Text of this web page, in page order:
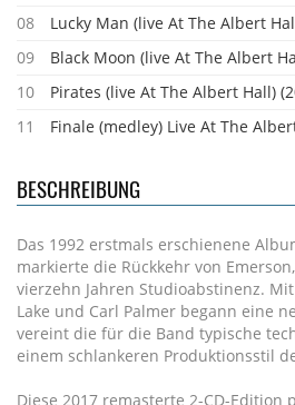
08
Lucky Man (live At The Albert
09
Black Moon (live At The Albert
10
Pirates (live At The Albert Hall)
11
Finale (medley) Live At The
BESCHREIBUNG
Das 1992 erstmals erschienene
markierte die Rückkehr von
vierzehn Jahren Studioabstinenz.
Lake und Carl Palmer begann eine
vereint die für die Band typische
einem schlankeren Produktionsstil
Diese 2017 remasterte 2-CD-Edition